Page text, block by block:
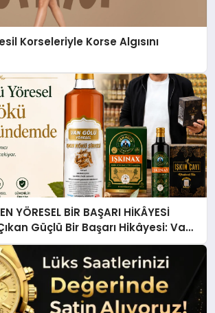
Korseleriyle Korse Algısını
YÖRESEL BİR BAŞARI HİKÂYESİ
Güçlü Bir Başarı Hikâyesi: Van
Kökü Sirkesi